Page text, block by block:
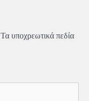
Τα υποχρεωτικά πεδία